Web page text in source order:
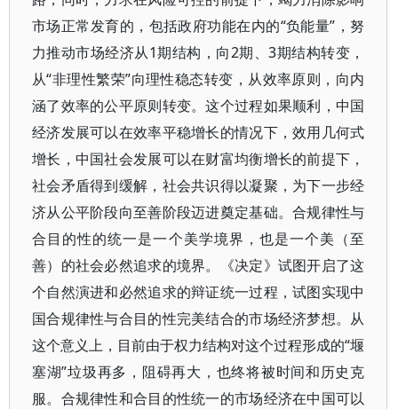
市场正常发育的，包括政府功能在内的“负能量”，努
力推动市场经济从1期结构，向2期、3期结构转变，
从“非理性繁荣”向理性稳态转变，从效率原则，向内
涵了效率的公平原则转变。这个过程如果顺利，中国
经济发展可以在效率平稳增长的情况下，效用几何式
增长，中国社会发展可以在财富均衡增长的前提下，
社会矛盾得到缓解，社会共识得以凝聚，为下一步经
济从公平阶段向至善阶段迈进奠定基础。合规律性与
合目的性的统一是一个美学境界，也是一个美（至
善）的社会必然追求的境界。《决定》试图开启了这
个自然演进和必然追求的辩证统一过程，试图实现中
国合规律性与合目的性完美结合的市场经济梦想。从
这个意义上，目前由于权力结构对这个过程形成的“堰
塞湖”垃圾再多，阻碍再大，也终将被时间和历史克
服。合规律性和合目的性统一的市场经济在中国可以